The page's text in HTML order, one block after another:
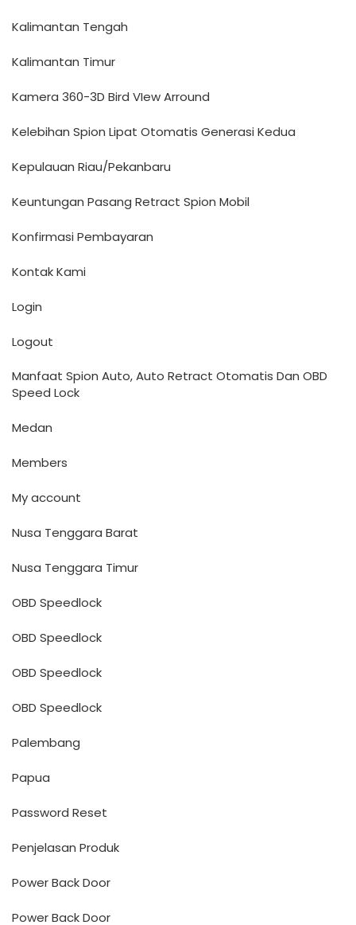
Kalimantan Tengah
Kalimantan Timur
Kamera 360-3D Bird VIew Arround
Kelebihan Spion Lipat Otomatis Generasi Kedua
Kepulauan Riau/Pekanbaru
Keuntungan Pasang Retract Spion Mobil
Konfirmasi Pembayaran
Kontak Kami
Login
Logout
Manfaat Spion Auto, Auto Retract Otomatis Dan OBD
Speed Lock
Medan
Members
My account
Nusa Tenggara Barat
Nusa Tenggara Timur
OBD Speedlock
OBD Speedlock
OBD Speedlock
OBD Speedlock
Palembang
Papua
Password Reset
Penjelasan Produk
Power Back Door
Power Back Door